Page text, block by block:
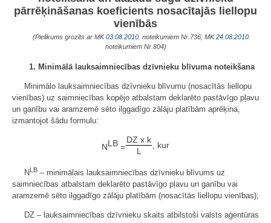
pārrēķināšanas koeficients nosacītajās liellopu
vienībās
(Pielikums grozīts ar MK03.08.2010. noteikumiem Nr.736; MK24.08.2010.
noteikumiem Nr.804)
1. Minimālā lauksaimniecības dzīvnieku blīvuma noteikšana
Minimālo lauksaimniecības dzīvnieku blīvumu (nosacītās liellopu
vienības) uz saimniecības kopējo atbalstam deklarēto pastāvīgo pļavu
un ganību vai aramzemē sēto ilggadīgo zālāju platībām aprēķina,
izmantojot šādu formulu:
NLB =
DZ x k
, kur
L
NLB – minimālais lauksaimniecības dzīvnieku blīvums uz
saimniecības atbalstam deklarēto pastāvīgo pļavu un ganību vai
aramzemē sēto ilggadīgo zālāju platībām (nosacītās liellopu vienības);
DZ – lauksaimniecības dzīvnieku skaits atbilstoši valsts aģentūras